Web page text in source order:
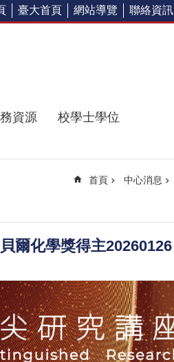
臺大首頁 網站導覽 聯絡資訊
資源
校學士學位
首頁 中心消息
爾化學獎得主20260126